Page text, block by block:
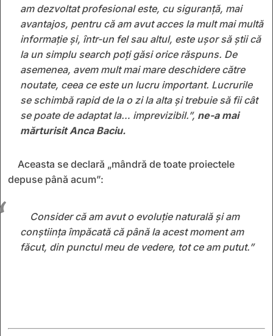
am dezvoltat profesional este, cu siguranță, mai
avantajos, pentru că am avut acces la mult mai multă
informație și, într-un fel sau altul, este ușor să știi că
la un simplu search poți găsi orice răspuns. De
asemenea, avem mult mai mare deschidere către
noutate, ceea ce este un lucru important. Lucrurile
se schimbă rapid de la o zi la alta și trebuie să fii cât
se poate de adaptat la… imprevizibil.”, ne-a mai
mărturisit Anca Baciu.
Aceasta se declară „mândră de toate proiectele
depuse până acum”:
Consider că am avut o evoluție naturală și am
conștiința împăcată că până la acest moment am
făcut, din punctul meu de vedere, tot ce am putut.”